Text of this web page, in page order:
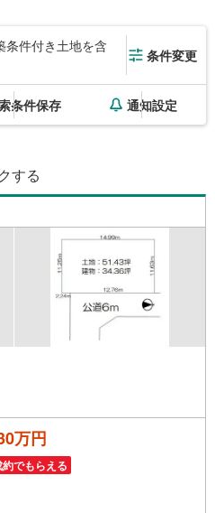
条件付き土地を含
条件変更
条件保存 通知設定
する
万円
でもらえる